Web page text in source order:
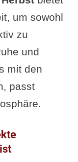
um sowohl
zu
und
mit den
passt